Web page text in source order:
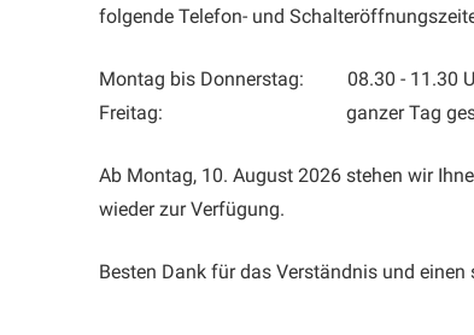
folgende Telefon- und
Montag bis Donnerstag: 08.30 - 11.30
Freitag: ganzer Tag
Ab Montag, 10. August 2026 stehen wir
wieder zur Verfügung.
Besten Dank für das Verständnis und einen